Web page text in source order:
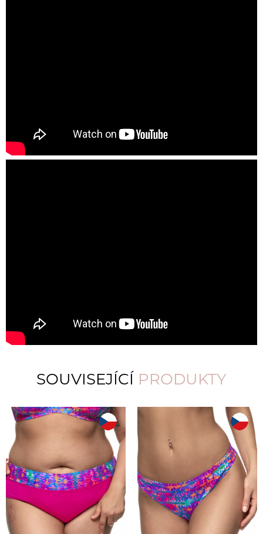
SOUVISEJÍCÍ PRODUKTY